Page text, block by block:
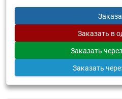
Заказать в
Заказать
Заказать